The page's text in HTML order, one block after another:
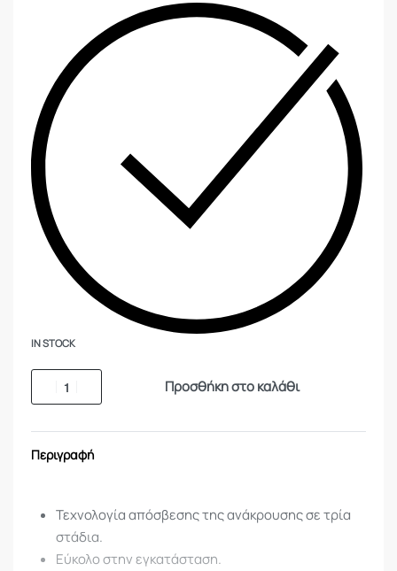
IN STOCK
Προσθήκη στο καλάθι
Περιγραφή
Τεχνολογία απόσβεσης της ανάκρουσης σε τρία
στάδια.
Εύκολο στην εγκατάσταση.